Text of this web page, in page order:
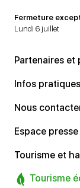
Fermeture
Lundi 6 juillet
Partenaires et
Infos pratiques
Nous
Espace presse
Tourisme et
Tourisme